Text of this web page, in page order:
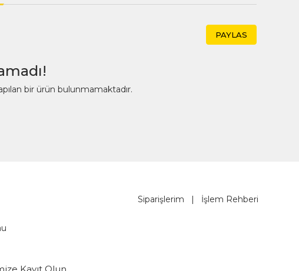
PAYLAS
bir ürün bulunmamaktadır.
Siparişlerim İşlem Rehberi